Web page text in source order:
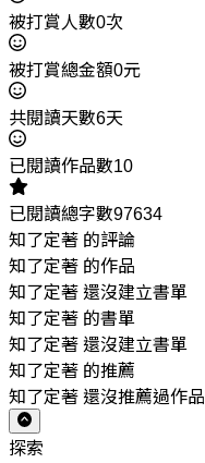
被打賞人數0次
被打賞總金額0元
共閱讀天數6天
已閱讀作品數10
已閱讀總字數97634
知了定著 的評論
知了定著 的作品
知了定著 還沒建立書單
知了定著 的書單
知了定著 還沒建立書單
知了定著 的推薦
知了定著 還沒推薦過作品
探索